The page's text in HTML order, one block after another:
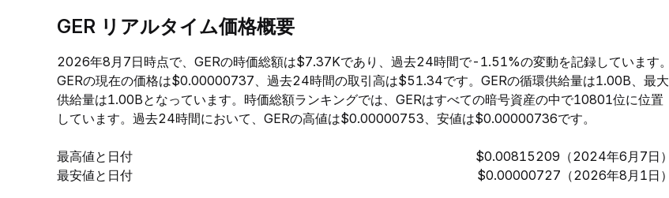
GER リアルタイム価格概要
2026年8月7日時点で、GERの時価総額は$7.37Kであり、過去24時間で-1.51%の変動を記録しています。
GERの現在の価格は$0.00000737、過去24時間の取引高は$51.34です。GERの循環供給量は1.00B、最大
供給量は1.00Bとなっています。時価総額ランキングでは、GERはすべての暗号資産の中で10801位に位置
しています。過去24時間において、GERの高値は$0.00000753、安値は$0.00000736です。
最高値と日付
$0.00815209（2024年6月7日）
最安値と日付
$0.00000727（2026年8月1日）